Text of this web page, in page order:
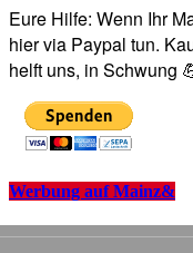
Eure Hilfe: Wenn Ihr
hier via Paypal tun.
helft uns, in Schwung
Werbung auf Mainz&